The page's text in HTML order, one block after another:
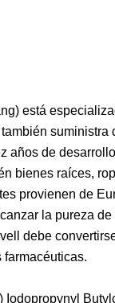
está
años de
bienes raíces,
provienen de
la pureza
debe